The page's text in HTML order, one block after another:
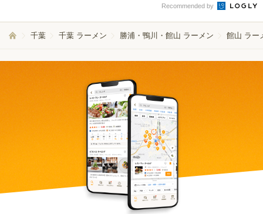
Recommended by
千葉 千葉 ラーメン 勝浦・鴨川・館山 ラーメン 館山 ラー